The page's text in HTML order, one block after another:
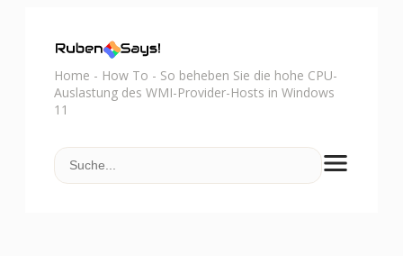
Home - How To - So beheben Sie die hohe CPU-
Auslastung des WMI-Provider-Hosts in Windows
11